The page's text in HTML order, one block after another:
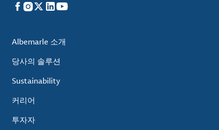
Facebook
Instagram
X LinkedIn
YouTube
Albemarle 소개
당사의 솔루션
Sustainability
커리어
투자자